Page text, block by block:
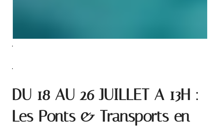
.
.
DU 18 AU 26 JUILLET A 13H :
Les Ponts & Transports en